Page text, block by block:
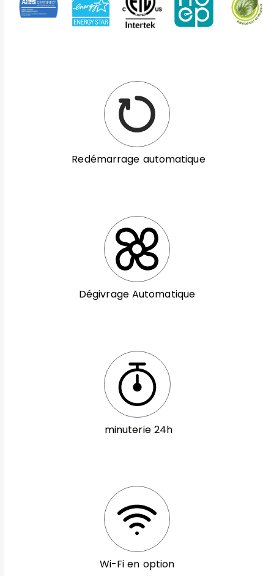
Redémarrage automatique
Dégivrage Automatique
minuterie 24h
Wi-Fi en option